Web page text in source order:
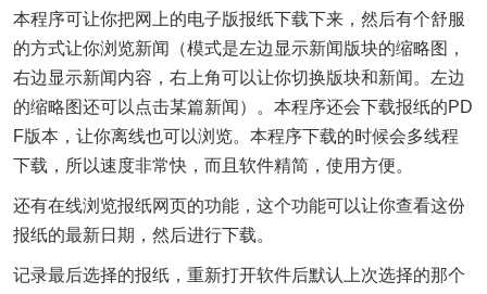
本程序可让你把网上的电子版报纸下载下来，然后有个舒服
的方式让你浏览新闻（模式是左边显示新闻版块的缩略图，
右边显示新闻内容，右上角可以让你切换版块和新闻。左边
的缩略图还可以点击某篇新闻）。本程序还会下载报纸的PD
F版本，让你离线也可以浏览。本程序下载的时候会多线程
下载，所以速度非常快，而且软件精简，使用方便。
还有在线浏览报纸网页的功能，这个功能可以让你查看这份
报纸的最新日期，然后进行下载。
记录最后选择的报纸，重新打开软件后默认上次选择的那个